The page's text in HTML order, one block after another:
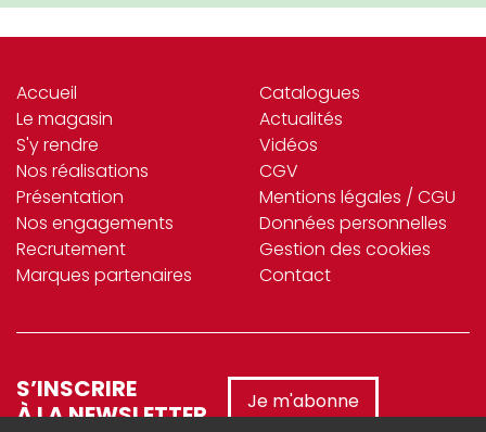
Accueil
Le magasin
S'y rendre
Nos réalisations
Présentation
Nos engagements
Recrutement
Marques partenaires
Catalogues
Actualités
Vidéos
CGV
Mentions légales / CGU
Données personnelles
Gestion des cookies
Contact
S’INSCRIRE
À LA NEWSLETTER
Je m'abonne